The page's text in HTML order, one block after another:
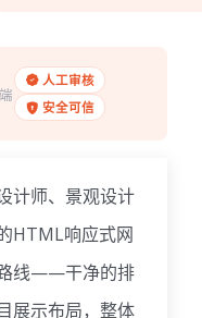
人工审核
安全可信
计师、景观设计
HTML响应式网
线——干净的排
展示布局，整体